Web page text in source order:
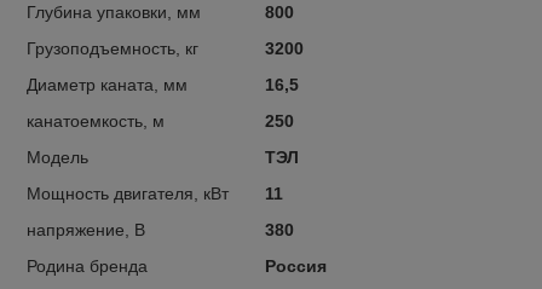
Глубина упаковки, мм
800
Грузоподъемность, кг
3200
Диаметр каната, мм
16,5
канатоемкость, м
250
Модель
ТЭЛ
Мощность двигателя, кВт
11
напряжение, В
380
Родина бренда
Россия